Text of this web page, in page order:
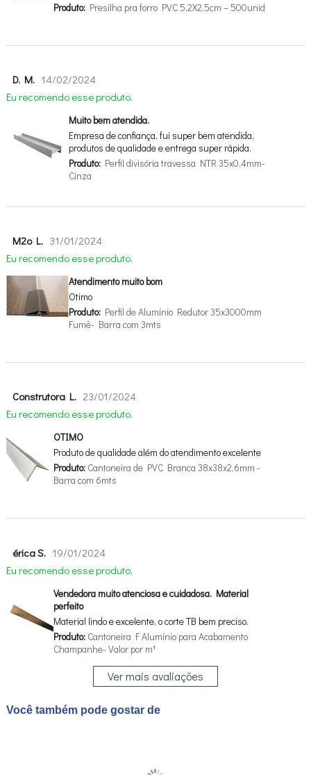
Produto:Presilha pra forro PVC 5,2X2,5cm – 500unid
D. M. 14/02/2024
Eu recomendo esse produto.
Muito bem atendida.
Empresa de confiança, fui super bem atendida,
produtos de qualidade e entrega super rápida.
Produto:Perfil divisória travessa NTR 35x0,4mm-
Cinza
M2o L. 31/01/2024
Eu recomendo esse produto.
Atendimento muito bom
Otimo
Produto:Perfil de Alumínio Redutor 35x3000mm
Fumê- Barra com 3mts
Construtora L. 23/01/2024
Eu recomendo esse produto.
OTIMO
Produto de qualidade além do atendimento excelente
Produto:Cantoneira de PVC Branca 38x38x2,6mm -
Barra com 6mts
érica S. 19/01/2024
Eu recomendo esse produto.
Vendedora muito atenciosa e cuidadosa. Material
perfeito
Material lindo e excelente, o corte TB bem preciso.
Produto:Cantoneira F Alumínio para Acabamento
Champanhe- Valor por m¹
Ver mais avaliações
Você também pode gostar de